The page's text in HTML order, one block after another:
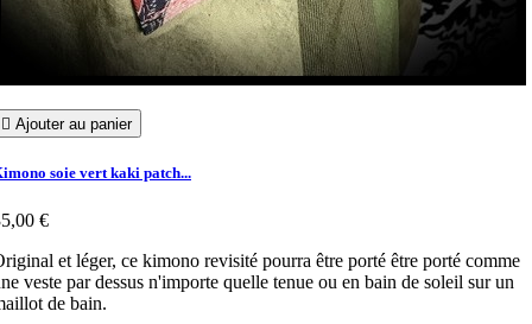
 Ajouter au panier
soie vert kaki patch...
€
et léger, ce kimono revisité pourra être porté être porté comme
veste par dessus n'importe quelle tenue ou en bain de soleil sur un
de bain.